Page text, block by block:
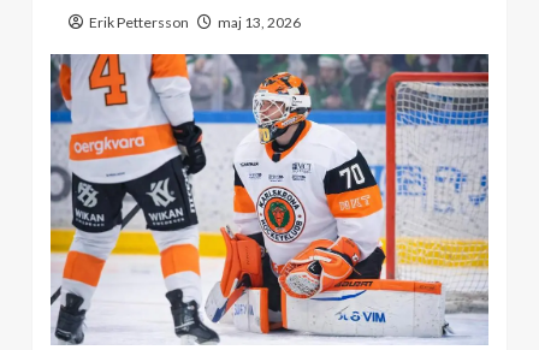
Erik Pettersson maj 13, 2026